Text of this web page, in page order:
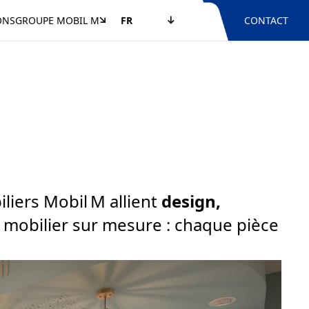
GROUPE MOBIL M FR CONTACT
Mobil M allient design,
sur mesure : chaque pièce